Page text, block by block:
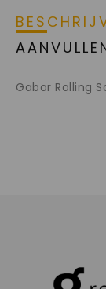
Gabor Rolling